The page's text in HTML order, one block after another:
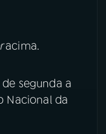
acima.
segunda a
Nacional da